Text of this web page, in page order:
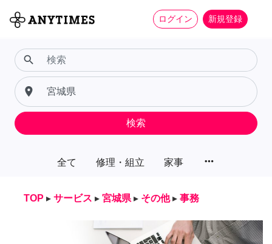
ログイン 新規登録
全て 修理・組立 家事 more_horiz
search
place
検索
TOP ▸ サービス ▸ 宮城県 ▸ その他 ▸ 事務